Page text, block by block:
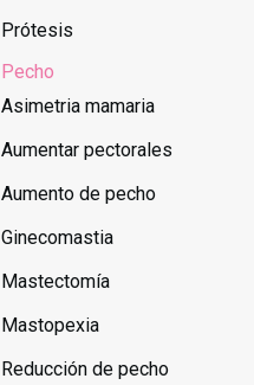
Prótesis
Pecho
Asimetria mamaria
Aumentar pectorales
Aumento de pecho
Ginecomastia
Mastectomía
Mastopexia
Reducción de pecho